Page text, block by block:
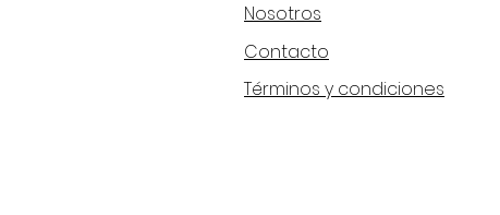
Nosotros
Contacto
Términos y condiciones